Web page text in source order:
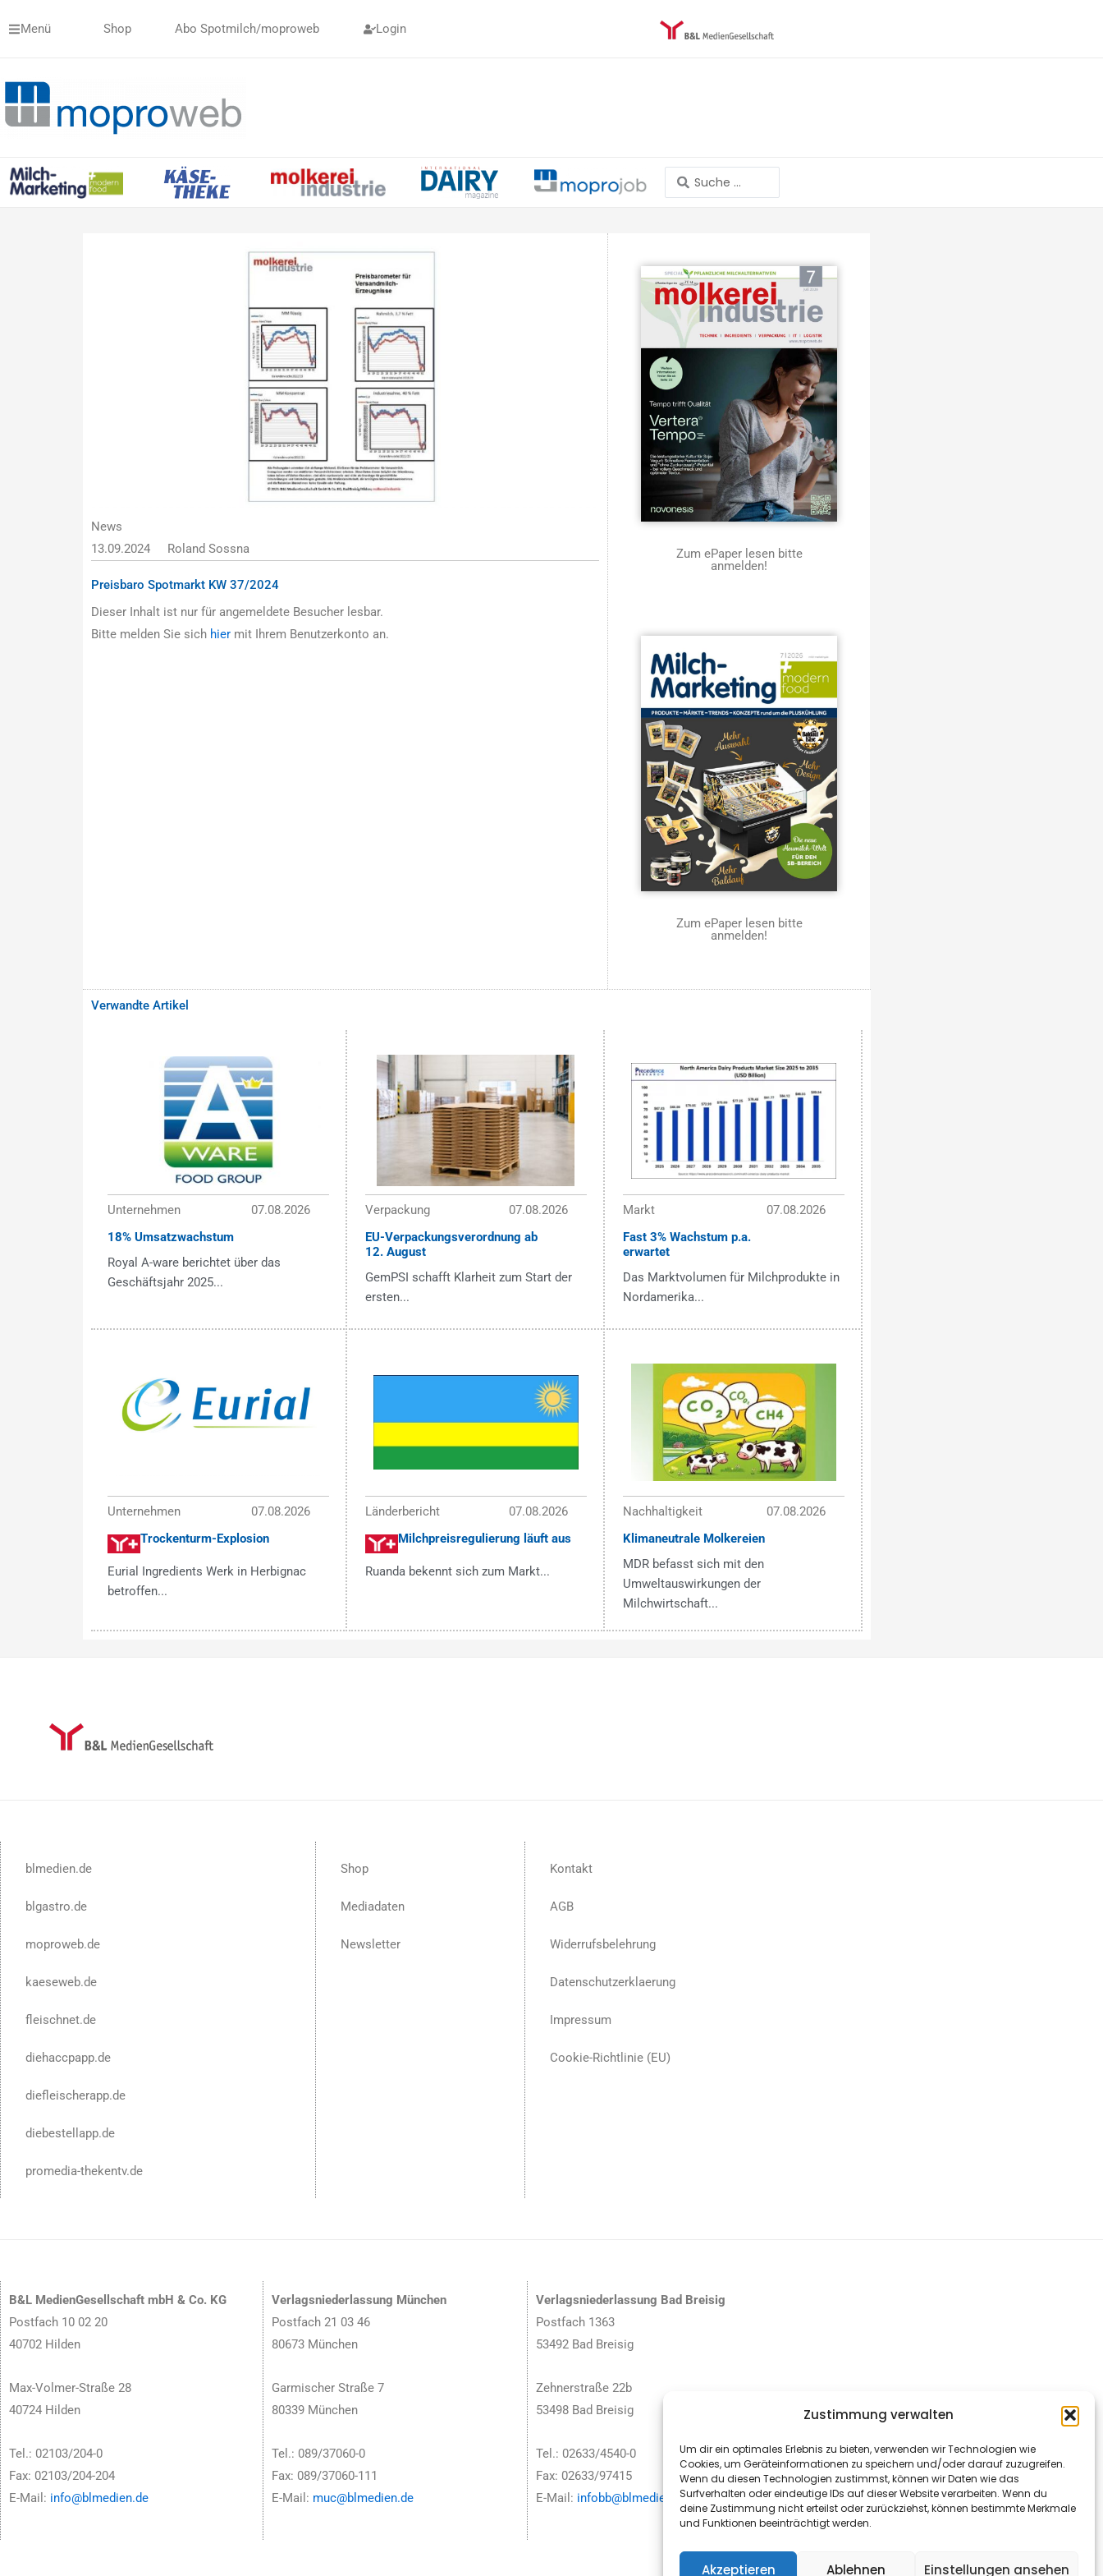
Zustimmung verwalten
Um dir ein optimales Erlebnis zu bieten, verwenden wir Technologien wie
Cookies, um Geräteinformationen zu speichern und/oder darauf zuzugreifen.
Wenn du diesen Technologien zustimmst, können wir Daten wie das
Surfverhalten oder eindeutige IDs auf dieser Website verarbeiten. Wenn du
deine Zustimmung nicht erteilst oder zurückziehst, können bestimmte Merkmale
und Funktionen beeinträchtigt werden.
Akzeptieren Ablehnen Einstellungen ansehen
InhaltMenü Shop Abo Spotmilch/moproweb Login
Search
...
News
13.09.2024
Roland Sossna
Preisbaro Spotmarkt KW 37/2024
Dieser Inhalt ist nur für angemeldete Besucher lesbar.
Bitte melden Sie sich hiermit Ihrem Benutzerkonto an.
Zum ePaper lesen bitte
anmelden!
Zum ePaper lesen bitte
anmelden!
Verwandte Artikel
Unternehmen
07.08.2026
18% Umsatzwachstum
Royal A-ware berichtet über das
Geschäftsjahr 2025...
Verpackung
07.08.2026
EU-Verpackungsverordnung ab
12. August
GemPSI schafft Klarheit zum Start der
ersten...
Markt
07.08.2026
Fast 3% Wachstum p.a.
erwartet
Das Marktvolumen für Milchprodukte in
Nordamerika...
Unternehmen
07.08.2026
Trockenturm-Explosion
Eurial Ingredients Werk in Herbignac
betroffen...
Länderbericht
07.08.2026
Milchpreisregulierung läuft aus
Ruanda bekennt sich zum Markt...
Nachhaltigkeit
07.08.2026
Klimaneutrale Molkereien
MDR befasst sich mit den
Umweltauswirkungen der
Milchwirtschaft...
blmedien.de
blgastro.de
moproweb.de
kaeseweb.de
fleischnet.de
diehaccpapp.de
diefleischerapp.de
diebestellapp.de
promedia-thekentv.de
Shop
Mediadaten
Newsletter
Kontakt
AGB
Widerrufsbelehrung
Datenschutzerklaerung
Impressum
Cookie-Richtlinie (EU)
B&L MedienGesellschaft mbH & Co. KG
Postfach 10 02 20
40702 Hilden
Max-Volmer-Straße 28
40724 Hilden
Tel.: 02103/204-0
Fax: 02103/204-204
E-Mail: info@blmedien.de
Verlagsniederlassung München
Postfach 21 03 46
80673 München
Garmischer Straße 7
80339 München
Tel.: 089/37060-0
Fax: 089/37060-111
E-Mail: muc@blmedien.de
Verlagsniederlassung Bad Breisig
Postfach 1363
53492 Bad Breisig
Zehnerstraße 22b
53498 Bad Breisig
Tel.: 02633/4540-0
Fax: 02633/97415
E-Mail: infobb@blmedien.de